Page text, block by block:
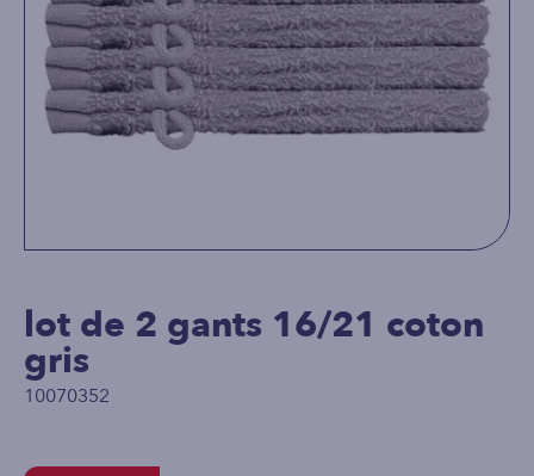
lot de 2 gants 16/21 coton
gris
10070352